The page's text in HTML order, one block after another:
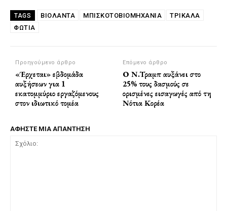
TAGS ΒΙΟΛΑΝΤΑ ΜΠΙΣΚΟΤΟΒΙΟΜΗΧΑΝΊΑ
ΤΡΙΚΑΛΑ
ΦΩΤΙΑ
Προηγούμενο άρθρο
«Έρχεται» εβδομάδα
αυξήσεων για 1
εκατομμύριο εργαζόμενους
στον ιδιωτικό τομέα
Επόμενο άρθρο
Ο Ν.Τραμπ αυξάνει στο
25% τους δασμούς σε
ορισμένες εισαγωγές από τη
Νότια Κορέα
ΑΦΗΣΤΕ ΜΙΑ ΑΠΑΝΤΗΣΗ